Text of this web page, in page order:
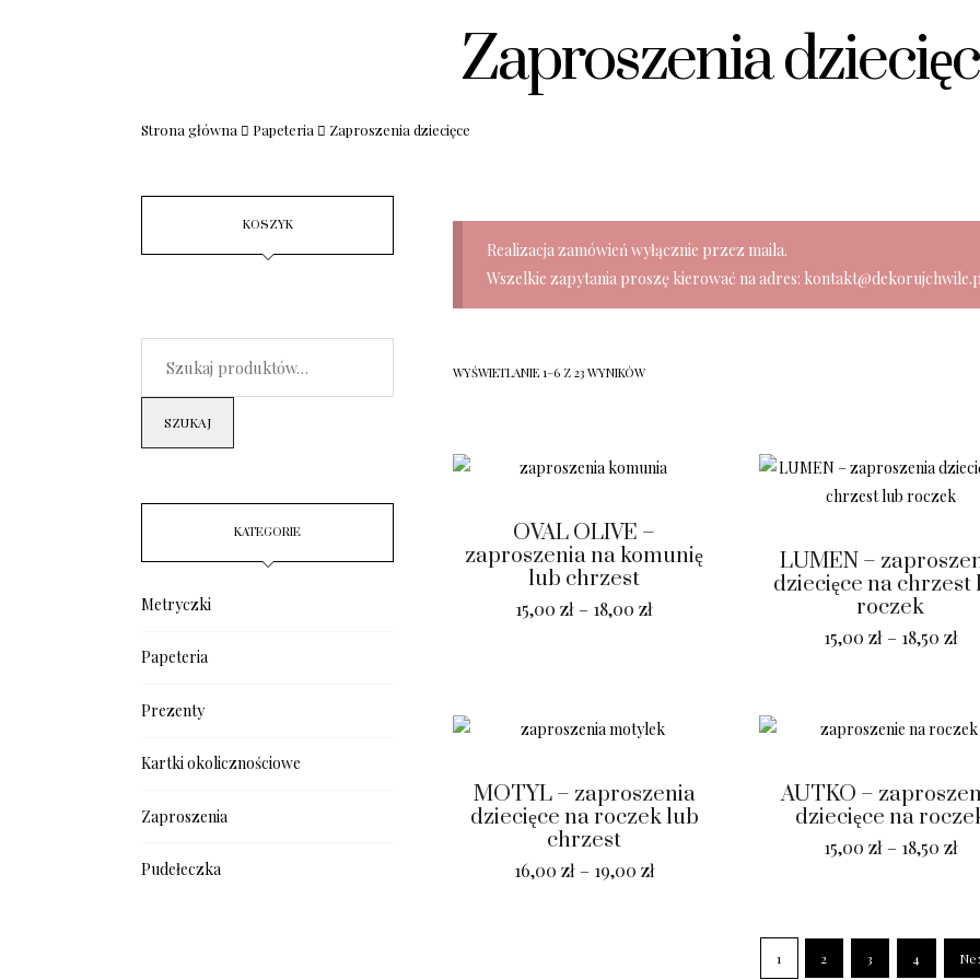
Zaproszenia
Strona główna Papeteria Zaproszenia dziecięce
Realizacja zamówień wyłącznie przez maila.
Wszelkie zapytania proszę kierować na adres:
WYŚWIETLANIE 1–6 Z 23 WYNIKÓW
OVAL OLIVE –
zaproszenia na komunię
lub chrzest
15,00zł – 18,00zł
LUMEN –
dziecięce na chrzest
roczek
15,00 zł – 18,50 zł
MOTYL – zaproszenia
dziecięce na roczek lub
chrzest
16,00 zł – 19,00 zł
AUTKO –
dziecięce na
15,00 zł – 18,50 zł
1 2 3 4
KOSZYK
SZUKAJ
KATEGORIE
Metryczki
Papeteria
Prezenty
Kartki okolicznościowe
Zaproszenia
Pudełeczka